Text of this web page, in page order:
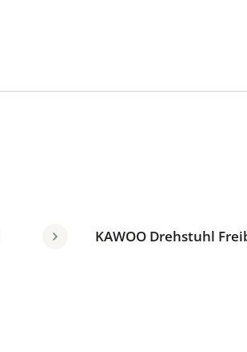
KAWOO Drehstuhl